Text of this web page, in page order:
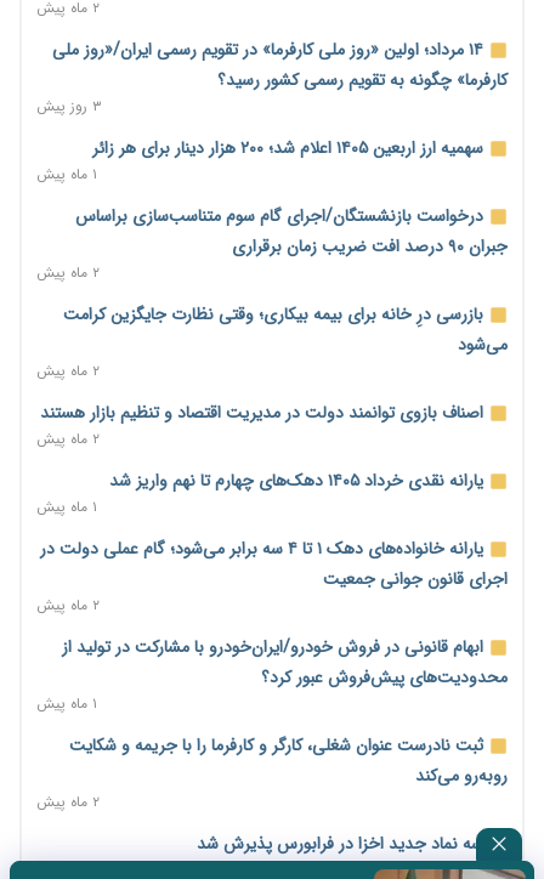
۲ روز پیش
نماینده مجلس: توسعه مرزهای زمینی به راهبرد تأمین کالاهای
خانه کارگر قزوین: شکاف دستمزد و هزینه معیشت هر روز عمیق‌تر
می‌شود
رئیس سازمان امور مالیاتی: بلاگرهای پردرآمد مشمول پرداخت
مالیات هستند
پیش‌بینی افزایش تولید برنج؛ نیاز وارداتی کشور به ۵۰۰ هزار تن
کاهش می‌یابد
۲ روز پیش
اختیارات جدید گمرکات برای تمدید ورود موقت کالا و خودرو تا
مرحله سیزدهم کالابرگ در سایه تورم؛ قدرت خرید یارانه یک‌میلیونی
۱۴ مرداد؛ اولین «روز ملی کارفرما» در تقویم رسمی ایران/«روز ملی
۲ ماه پیش
۱۴ مرداد؛ اولین «روز ملی کارفرما» در تقویم رسمی ایران/«روز ملی
کارفرما» چگونه به تقویم رسمی کشور رسید؟
۳ روز پیش
سهمیه ارز اربعین ۱۴۰۵ اعلام شد؛ ۲۰۰ هزار دینار برای هر زائر
۱ ماه پیش
درخواست بازنشستگان/اجرای گام سوم متناسب‌سازی براساس
جبران ۹۰ درصد افت ضریب زمان برقراری
۲ ماه پیش
بازرسی درِ خانه برای بیمه بیکاری؛ وقتی نظارت جایگزین کرامت
می‌شود
۲ ماه پیش
اصناف بازوی توانمند دولت در مدیریت اقتصاد و تنظیم بازار هستند
۲ ماه پیش
یارانه نقدی خرداد ۱۴۰۵ دهک‌های چهارم تا نهم واریز شد
۱ ماه پیش
یارانه خانواده‌های دهک ۱ تا ۴ سه برابر می‌شود؛ گام عملی دولت در
اجرای قانون جوانی جمعیت
۲ ماه پیش
ابهام قانونی در فروش خودرو/ایران‌خودرو با مشارکت در تولید از
محدودیت‌های پیش‌فروش عبور کرد؟
۱ ماه پیش
ثبت نادرست عنوان شغلی، کارگر و کارفرما را با جریمه و شکایت
روبه‌رو می‌کند
۲ ماه پیش
سه نماد جدید اخزا در فرابورس پذیرش شد